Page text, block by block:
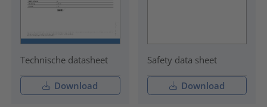
Technische datasheet
Download
Safety data sheet
Download